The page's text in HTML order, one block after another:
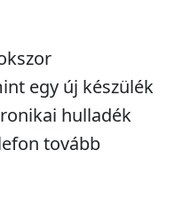
egy új készülék
hulladék
tovább